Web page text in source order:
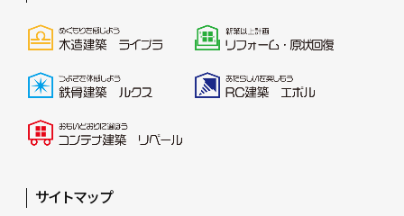
サイトマップ